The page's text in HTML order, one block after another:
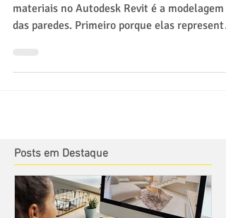
QUANTIFICAÇÃO NO REVIT
Um dos grandes desafios no levantamento de
Posts em Destaque